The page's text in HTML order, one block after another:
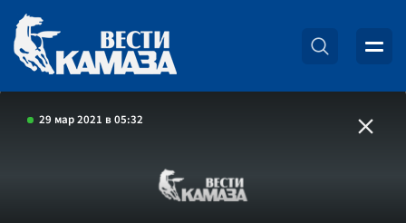
29 мар 2021 в 05:32